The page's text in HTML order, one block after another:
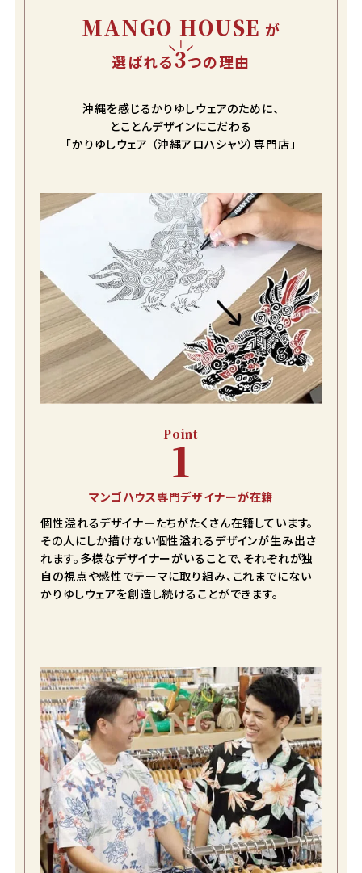
color size
レッド
S
在庫切れ 店舗取り寄せ申請
MANGO HOUSE が
選ばれる3つの理由
沖縄を感じるかりゆしウェアのために、
とことんデザインにこだわる
「かりゆしウェア （沖縄アロハシャツ）専門店」
Point
1
マンゴハウス専門デザイナーが在籍
個性溢れるデザイナーたちがたくさん在籍しています。
その人にしか描けない個性溢れるデザインが生み出さ
れます。多様なデザイナーがいることで、それぞれが独
自の視点や感性でテーマに取り組み、これまでにない
かりゆしウェアを創造し続けることができます。